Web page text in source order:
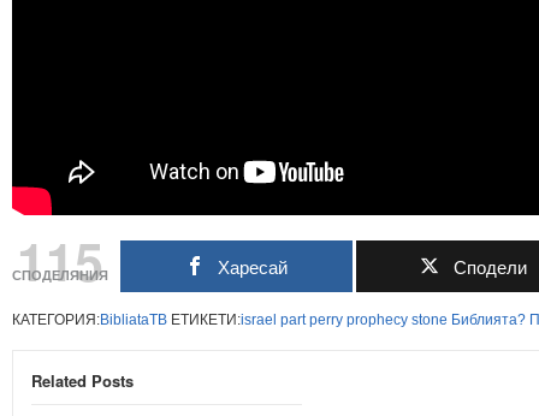
115
СПОДЕЛЯНИЯ Харесай Сподели
КАТЕГОРИЯ:BibliataTB ЕТИКЕТИ:israel part perry prophecy stone Библията?
Related Posts